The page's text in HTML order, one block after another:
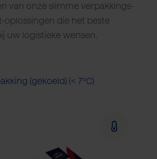
van onze slimme verpakkings-
oplossingen die het beste
uw logistieke wensen.
(gekoeld) (< 7ºC)